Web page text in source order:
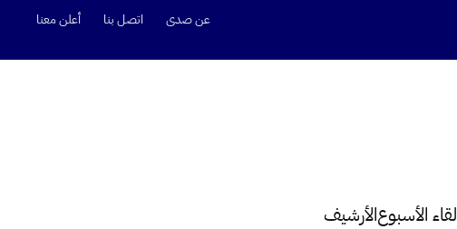
عن صدى اتصل بنا أعلن معنا
لقاء الأسبوعالأرشيف